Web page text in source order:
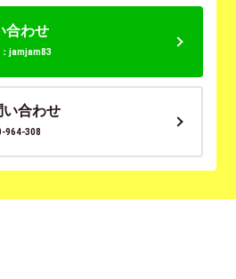
合わせ
jamjam83
い合わせ
964-308